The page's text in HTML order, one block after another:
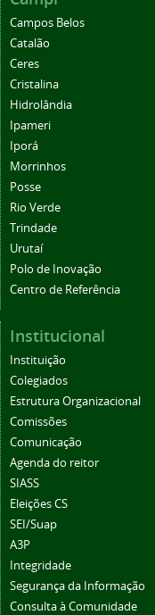
Campos Belos
Catalão
Ceres
Cristalina
Hidrolândia
Ipameri
Iporá
Morrinhos
Posse
Rio Verde
Trindade
Urutaí
Polo de Inovação
Centro de Referência
Institucional
Instituição
Colegiados
Estrutura Organizacional
Comissões
Comunicação
Agenda do reitor
SIASS
Eleições CS
SEI/Suap
A3P
Integridade
Segurança da Informação
Consulta à Comunidade